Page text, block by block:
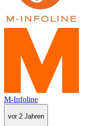
M-Infoline
vor 2 Jahren